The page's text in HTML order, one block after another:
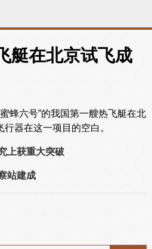
艇在北京试飞成
蜂六号”的我国第一艘热飞艇在北
器在这一项目的空白。
上获重大突破
站建成